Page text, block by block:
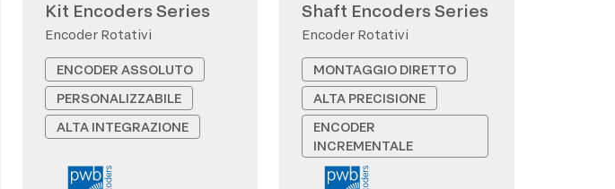
Kit Encoders Series
Encoder Rotativi
ENCODER ASSOLUTO
PERSONALIZZABILE
ALTA INTEGRAZIONE
Shaft Encoders Series
Encoder Rotativi
MONTAGGIO DIRETTO
ALTA PRECISIONE
ENCODER
INCREMENTALE